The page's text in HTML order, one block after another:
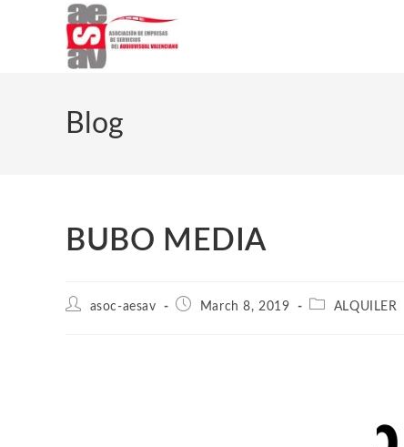
Blog
BUBO MEDIA
asoc-aesav March 8, 2019 ALQUILER